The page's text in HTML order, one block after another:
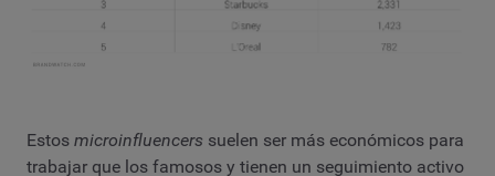
Estos microinfluencers suelen ser más económicos para
trabajar que los famosos y tienen un seguimiento activo